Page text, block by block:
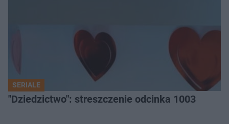
SERIALE
"Dziedzictwo": streszczenie odcinka 1003